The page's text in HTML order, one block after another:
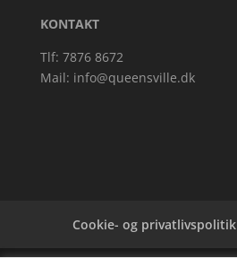
KONTAKT
Tlf: 7876 8672
Mail: info@queensville.dk
Cookie- og privatlivspolitik